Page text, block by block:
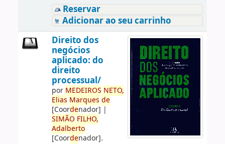
Reservar
Adicionar ao seu carrinho
Direito dos
negócios
aplicado: do
direito
processual/
por MEDEIROS NETO,
Elias Marques de
[Coordenador] |
SIMÃO FILHO,
Adalberto
[Coordenador].